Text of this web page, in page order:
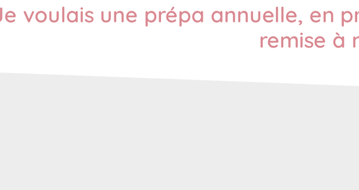
voulais une prépa annuelle, en
remise à